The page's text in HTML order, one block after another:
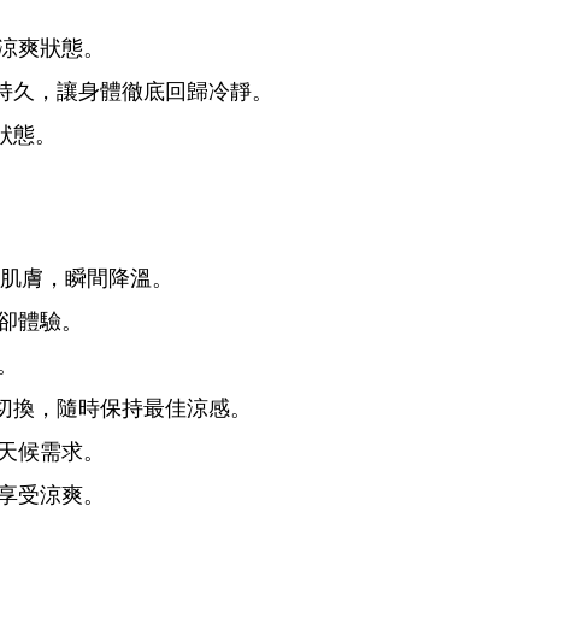
爽狀態。
，讓身體徹底回歸冷靜。
。
膚，瞬間降溫。
體驗。
，隨時保持最佳涼感。
候需求。
受涼爽。